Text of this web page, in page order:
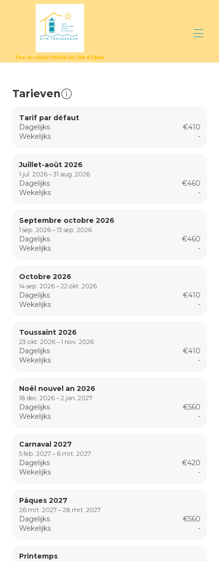
Pour un séjour familial en Côte d'Opale
Tarieven
Tarif par défaut
Dagelijks
€410
Wekelijks
-
Juillet-août 2026
1 jul. 2026 – 31 aug. 2026
Dagelijks
€460
Wekelijks
-
Septembre octobre 2026
1 sep. 2026 – 13 sep. 2026
Dagelijks
€460
Wekelijks
-
Octobre 2026
14 sep. 2026 – 22 okt. 2026
Dagelijks
€410
Wekelijks
-
Toussaint 2026
23 okt. 2026 – 1 nov. 2026
Dagelijks
€410
Wekelijks
-
Noël nouvel an 2026
18 dec. 2026 – 2 jan. 2027
Dagelijks
€560
Wekelijks
-
Carnaval 2027
5 feb. 2027 – 6 mrt. 2027
Dagelijks
€420
Wekelijks
-
Pâques 2027
26 mrt. 2027 – 28 mrt. 2027
Dagelijks
€560
Wekelijks
-
Printemps